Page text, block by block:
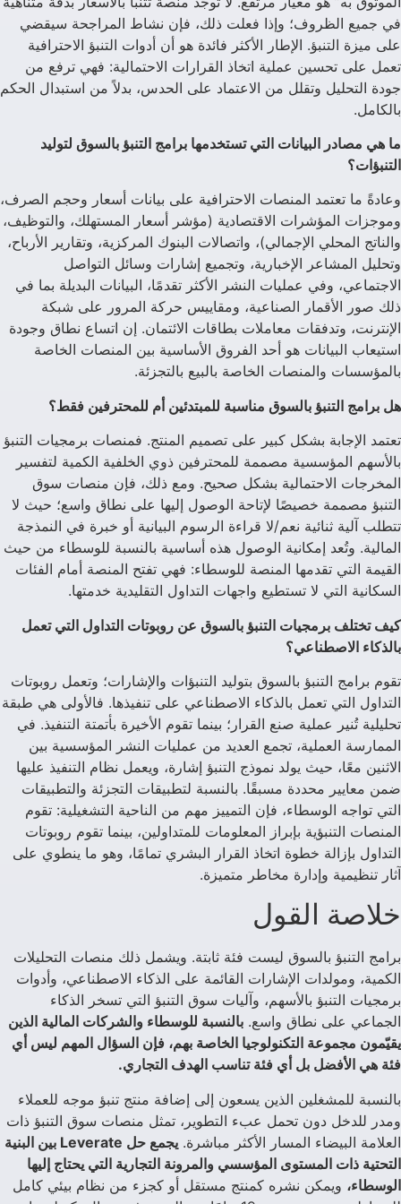
في جميع الظروف؛ وإذا فعلت ذلك، فإن نشاط المراجحة سيقضي
على ميزة التنبؤ. الإطار الأكثر فائدة هو أن أدوات التنبؤ الاحترافية
تعمل على تحسين عملية اتخاذ القرارات الاحتمالية: فهي ترفع من
جودة التحليل وتقلل من الاعتماد على الحدس، بدلاً من استبدال الحكم
بالكامل.
ما هي مصادر البيانات التي تستخدمها برامج التنبؤ بالسوق لتوليد
التنبؤات؟
وعادةً ما تعتمد المنصات الاحترافية على بيانات أسعار وحجم الصرف،
وموجزات المؤشرات الاقتصادية (مؤشر أسعار المستهلك، والتوظيف،
والناتج المحلي الإجمالي)، واتصالات البنوك المركزية، وتقارير الأرباح،
وتحليل المشاعر الإخبارية، وتجميع إشارات وسائل التواصل
الاجتماعي، وفي عمليات النشر الأكثر تقدمًا، البيانات البديلة بما في
ذلك صور الأقمار الصناعية، ومقاييس حركة المرور على شبكة
الإنترنت، وتدفقات معاملات بطاقات الائتمان. إن اتساع نطاق وجودة
استيعاب البيانات هو أحد الفروق الأساسية بين المنصات الخاصة
بالمؤسسات والمنصات الخاصة بالبيع بالتجزئة.
هل برامج التنبؤ بالسوق مناسبة للمبتدئين أم للمحترفين فقط؟
تعتمد الإجابة بشكل كبير على تصميم المنتج. فمنصات برمجيات التنبؤ
بالأسهم المؤسسية مصممة للمحترفين ذوي الخلفية الكمية لتفسير
المخرجات الاحتمالية بشكل صحيح. ومع ذلك، فإن منصات سوق
التنبؤ مصممة خصيصًا لإتاحة الوصول إليها على نطاق واسع؛ حيث لا
تتطلب آلية ثنائية نعم/لا قراءة الرسوم البيانية أو خبرة في النمذجة
المالية. وتُعد إمكانية الوصول هذه أساسية بالنسبة للوسطاء من حيث
القيمة التي تقدمها المنصة للوسطاء: فهي تفتح المنصة أمام الفئات
السكانية التي لا تستطيع واجهات التداول التقليدية خدمتها.
كيف تختلف برمجيات التنبؤ بالسوق عن روبوتات التداول التي تعمل
بالذكاء الاصطناعي؟
تقوم برامج التنبؤ بالسوق بتوليد التنبؤات والإشارات؛ وتعمل روبوتات
التداول التي تعمل بالذكاء الاصطناعي على تنفيذها. فالأولى هي طبقة
تحليلية تُنير عملية صنع القرار؛ بينما تقوم الأخيرة بأتمتة التنفيذ. في
الممارسة العملية، تجمع العديد من عمليات النشر المؤسسية بين
الاثنين معًا، حيث يولد نموذج التنبؤ إشارة، ويعمل نظام التنفيذ عليها
ضمن معايير محددة مسبقًا. بالنسبة لتطبيقات التجزئة والتطبيقات
التي تواجه الوسطاء، فإن التمييز مهم من الناحية التشغيلية: تقوم
المنصات التنبؤية بإبراز المعلومات للمتداولين، بينما تقوم روبوتات
التداول بإزالة خطوة اتخاذ القرار البشري تمامًا، وهو ما ينطوي على
آثار تنظيمية وإدارة مخاطر متميزة.
خلاصة القول
برامج التنبؤ بالسوق ليست فئة ثابتة. ويشمل ذلك منصات التحليلات
الكمية، ومولدات الإشارات القائمة على الذكاء الاصطناعي، وأدوات
برمجيات التنبؤ بالأسهم، وآليات سوق التنبؤ التي تسخر الذكاء
الجماعي على نطاق واسع. بالنسبة للوسطاء والشركات المالية الذين
يقيّمون مجموعة التكنولوجيا الخاصة بهم، فإن السؤال المهم ليس أي
فئة هي الأفضل بل أي فئة تناسب الهدف التجاري.
بالنسبة للمشغلين الذين يسعون إلى إضافة منتج تنبؤ موجه للعملاء
ومدر للدخل دون تحمل عبء التطوير، تمثل منصات سوق التنبؤ ذات
العلامة البيضاء المسار الأكثر مباشرة.
يجمع حل Leverate بين البنية
التحتية ذات المستوى المؤسسي والمرونة التجارية التي يحتاج إليها
الوسطاء، ويمكن نشره كمنتج مستقل أو كجزء من نظام بيئي كامل